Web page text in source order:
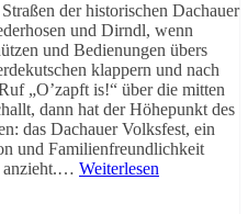
der historischen Dachauer
und Dirndl, wenn
und Bedienungen übers
klappern und nach
„O’zapft is!“ über die mitten
dann hat der Höhepunkt des
das Dachauer Volksfest, ein
und Familienfreundlichkeit
anzieht.… Weiterlesen